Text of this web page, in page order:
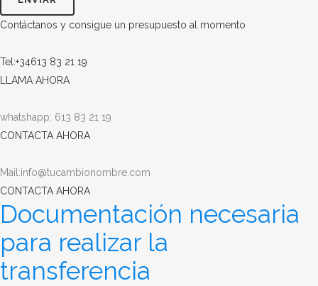
Contáctanos y consigue un presupuesto al momento
Tel:+34613 83 21 19
LLAMA AHORA
whatshapp: 613 83 21 19
CONTACTA AHORA
Mail:info@tucambionombre.com
CONTACTA AHORA
Documentación necesaria
para realizar la
transferencia